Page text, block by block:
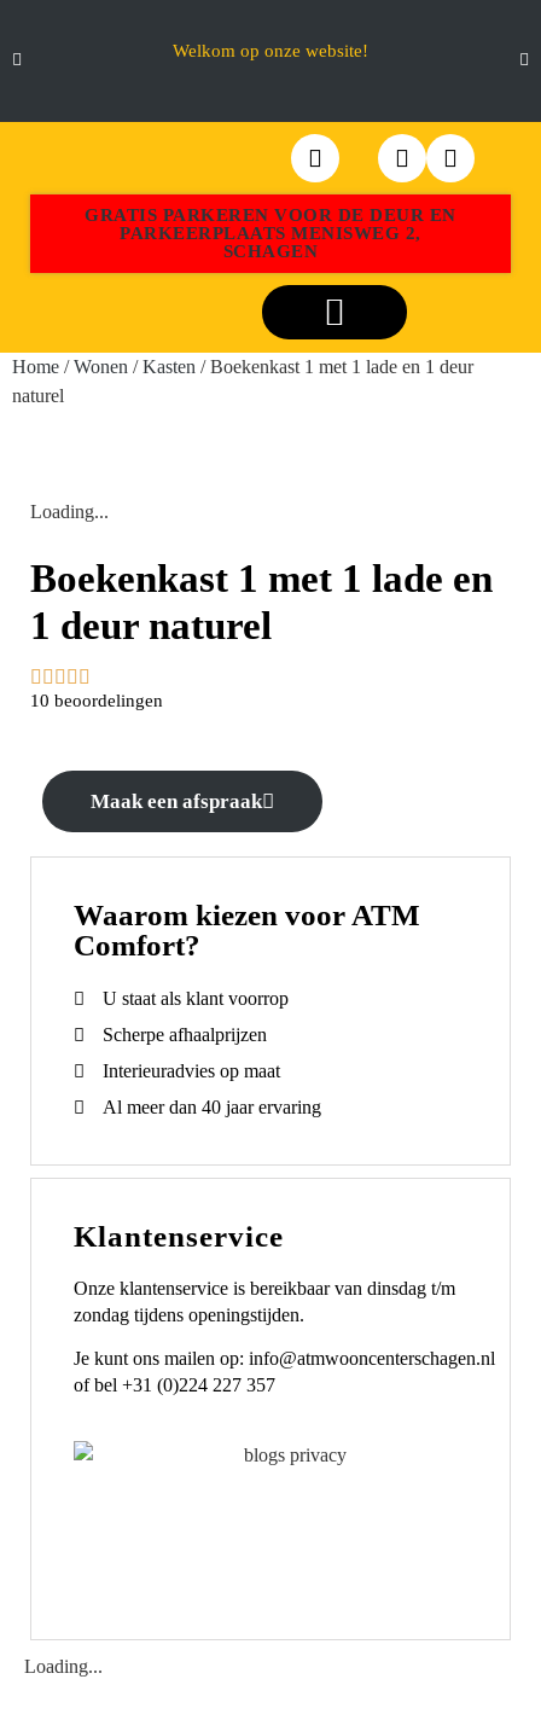
Welkom op onze website!
GRATIS PARKEREN VOOR DE DEUR EN
PARKEERPLAATS MENISWEG 2,
SCHAGEN
Home /Wonen /Kasten / Boekenkast 1 met 1 lade en 1 deur
naturel
Loading...
Boekenkast 1 met 1 lade en
1 deur naturel
    
10 beoordelingen
Maak een afspraak
Waarom kiezen voor ATM
Comfort?
U staat als klant voorrop
Scherpe afhaalprijzen
Interieuradvies op maat
Al meer dan 40 jaar ervaring
Klantenservice
Onze klantenservice is bereikbaar van dinsdag t/m
zondag tijdens openingstijden.
Je kunt ons mailen op: info@atmwooncenterschagen.nl
of bel +31 (0)224 227 357
Loading...